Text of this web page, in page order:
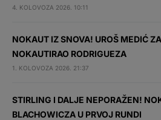
4. KOLOVOZA 2026. 10:11
NOKAUT IZ SNOVA! UROŠ MEDIĆ
NOKAUTIRAO RODRIGUEZA
1. KOLOVOZA 2026. 21:37
STIRLING I DALJE NEPORAŽEN!
BLACHOWICZA U PRVOJ RUNDI